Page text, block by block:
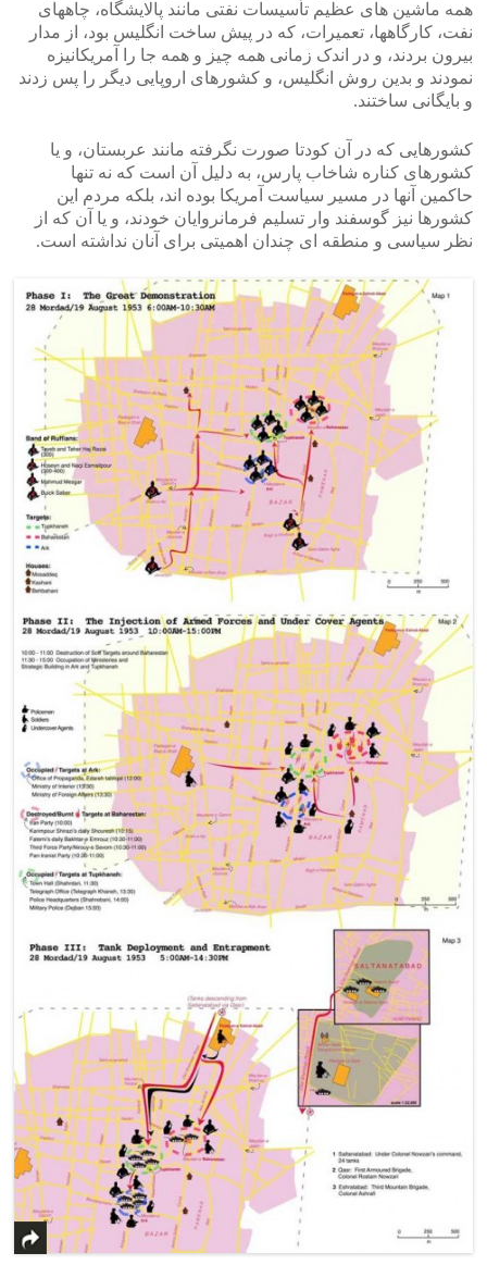
همه ماشین های عظیم تأسیسات نفتی مانند پالایشگاه، چاههای
نفت، کارگاهها، تعمیرات، که در پیش ساخت انگلیس بود، از مدار
بیرون بردند، و در اندک زمانی همه چیز و همه جا را آمریکانیزه
نمودند و بدین روش انگلیس، و کشورهای اروپایی دیگر را پس زدند
و بایگانی ساختند.
کشورهایی که در آن کودتا صورت نگرفته مانند عربستان، و یا
کشورهای کناره شاخاب پارس، به دلیل آن است که نه تنها
حاکمین آنها در مسیر سیاست آمریکا بوده اند، بلکه مردم این
کشورها نیز گوسفند وار تسلیم فرمانروایان خودند، و یا آن که از
نظر سیاسی و منطقه ای چندان اهمیتی برای آنان نداشته است.